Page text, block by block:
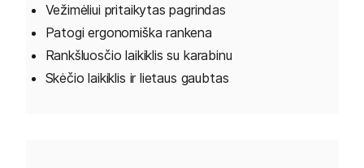
Vežimėliui pritaikytas pagrindas
Patogi ergonomiška rankena
Rankšluosčio laikiklis su karabinu
Skėčio laikiklis ir lietaus gaubtas